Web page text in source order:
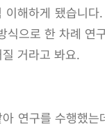
해하게 됐습니
으로 한 차례 연
거라고 봐요.
연구를 수행했